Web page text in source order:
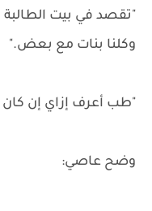
"تقصد في بيت
وكلنا بنات مع بعض."
"طب أعرف إزاي إن كان
وضح عاصي: